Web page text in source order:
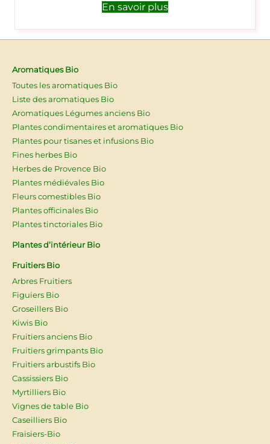
En savoir plus
Aromatiques Bio
Toutes les aromatiques Bio
Liste des aromatiques Bio
Aromatiques Légumes anciens Bio
Plantes condimentaires et aromatiques Bio
Plantes pour tisanes et infusions Bio
Fines herbes Bio
Herbes de Provence Bio
Plantes médiévales Bio
Fleurs comestibles Bio
Plantes officinales Bio
Plantes tinctoriales Bio
Plantes d’intérieur Bio
Fruitiers Bio
Arbres Fruitiers
Figuiers Bio
Groseillers Bio
Kiwis Bio
Fruitiers anciens Bio
Fruitiers grimpants Bio
Fruitiers arbustifs Bio
Cassissiers Bio
Myrtilliers Bio
Vignes de table Bio
Caseilliers Bio
Fraisiers-Bio